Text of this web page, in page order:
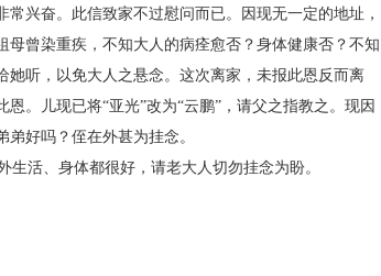
常兴奋。此信致家不过慰问而已。因现无一定的地址，
母曾染重疾，不知大人的病痊愈否？ 身体健康否？不知
她听，以免大人之悬念。这次离家，未报此恩反而离
恩。儿现已将“亚光”改为“云鹏”，请父之指教之。现因
弟好吗？侄在外甚为挂念。
生活、身体都很好，请老大人切勿挂念为盼。